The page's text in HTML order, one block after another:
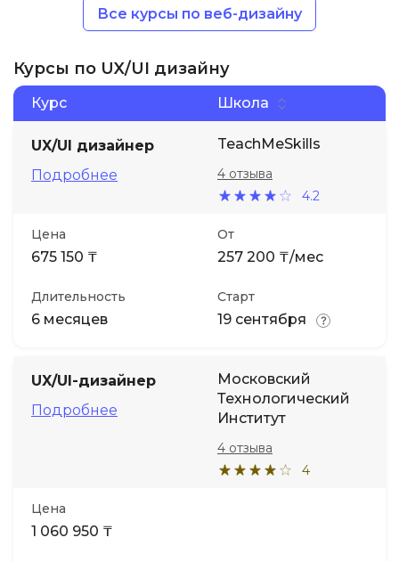
Все курсы по веб-дизайну
Курсы по UX/UI дизайну
Курс Школа
UX/UI дизайнер
Подробнее
TeachMeSkills
4.2
4 отзыва
Цена
675 150 ₸
От
257 200 ₸/мес
Длительность
6 месяцев
Старт
19 сентября
UX/UI-дизайнер
Подробнее
Московский
Технологический
Институт
4
4 отзыва
Цена
1 060 950 ₸